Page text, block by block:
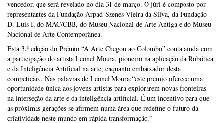
vencedor, que será revelado no dia 31 de março. O júri é composto por
representantes da Fundação Arpad-Szenes Vieira da Silva, da Fundação
D. Luís I, do MAC/CBB, do Museu Nacional de Arte Antiga e do Museu
Nacional de Arte Contemporânea.
Esta 3.ª edição do Prémio “A Arte Chegou ao Colombo” conta ainda com
a participação do artista Leonel Moura, pioneiro na aplicação da Robótica
e da Inteligência Artificial na arte, enquanto embaixador desta
competição.. Nas palavras de Leonel Moura:“este prémio oferece uma
oportunidade única aos jovens artistas para explorarem novas fronteiras
na interseção da arte e da inteligência artificial. É um incentivo para que
as próximas gerações se afirmem numa área que redefine o futuro da
criatividade neste mundo em rápida transformação.”